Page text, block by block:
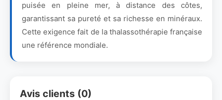
puisée en pleine mer, à distance des côtes,
garantissant sa pureté et sa richesse en minéraux.
Cette exigence fait de la thalassothérapie française
une référence mondiale.
Avis clients (0)